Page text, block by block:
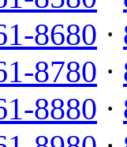
8680 ·
8780 ·
8880 ·